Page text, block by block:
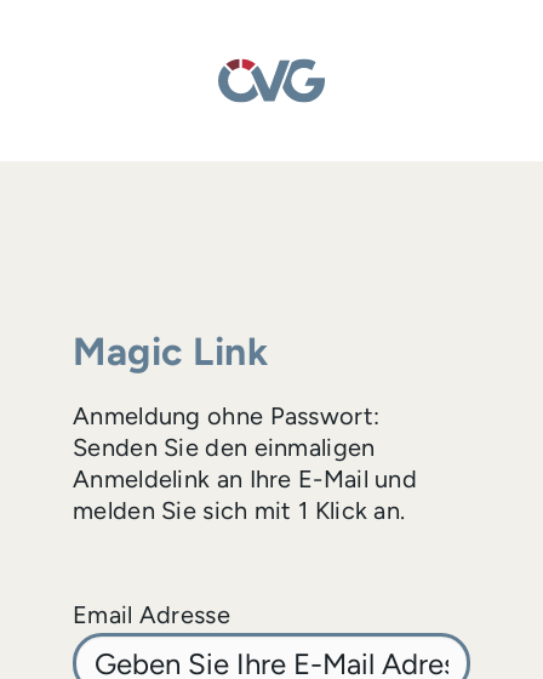
Magic Link
Anmeldung ohne Passwort:
Senden Sie den einmaligen
Anmeldelink an Ihre E-Mail und
melden Sie sich mit 1 Klick an.
Email Adresse